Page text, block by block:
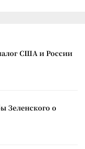
США и России
Зеленского о